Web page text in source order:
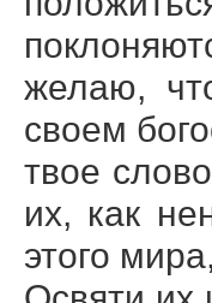
желаю,
своем
твое
их, как
этого